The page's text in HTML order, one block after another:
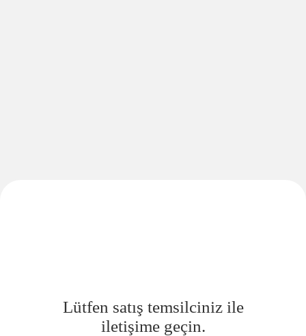
Lütfen satış temsilciniz ile
iletişime geçin.